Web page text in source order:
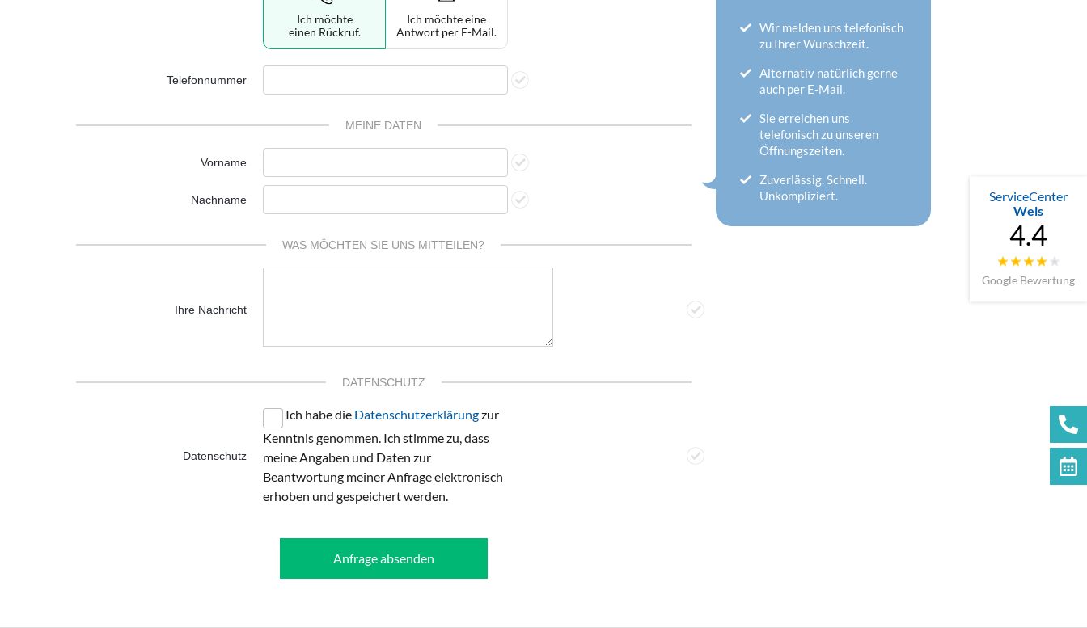
ServiceCenter
Wels
4.4
Google Bewertung
Ich möchte
einen Rückruf.
Ich möchte eine
Antwort per E-Mail.
Telefonnummer
MEINE DATEN
Vorname
Nachname
WAS MÖCHTEN SIE UNS MITTEILEN?
Ihre Nachricht
DATENSCHUTZ
Datenschutz
Ich habe die Datenschutzerklärungzur
Kenntnis genommen. Ich stimme zu, dass
meine Angaben und Daten zur
Beantwortung meiner Anfrage elektronisch
erhoben und gespeichert werden.
Anfrage absenden
Wir melden uns telefonisch
zu Ihrer Wunschzeit.
Alternativ natürlich gerne
auch per E-Mail.
Sie erreichen uns
telefonisch zu unseren
Öffnungszeiten.
Zuverlässig. Schnell.
Unkompliziert.